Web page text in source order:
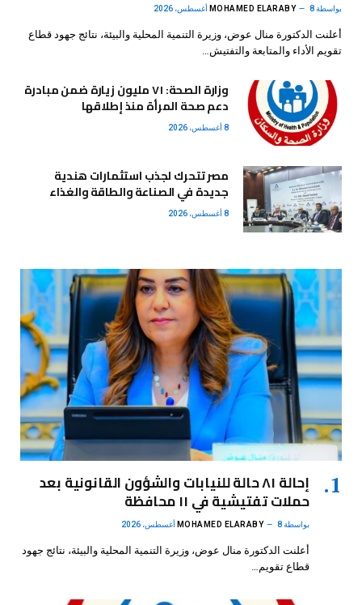
بواسطة MOHAMED ELARABY 8 أغسطس، 2026
أعلنت الدكتورة منال عوض، وزيرة التنمية المحلية والبيئة، نتائج جهود قطاع
تقويم الأداء والمتابعة والتفتيش…
وزارة الصحة: ٧١ مليون زيارة ضمن مبادرة
دعم صحة المرأة منذ إطلاقها
8 أغسطس، 2026
مصر تتحرك لجذب استثمارات هندية
جديدة في الصناعة والطاقة والغذاء
8 أغسطس، 2026
إحالة ٨١ حالة للنيابات والشؤون القانونية بعد
حملات تفتيشية في ١١ محافظة
بواسطة MOHAMED ELARABY 8 أغسطس، 2026
أعلنت الدكتورة منال عوض، وزيرة التنمية المحلية والبيئة، نتائج جهود
قطاع تقويم…